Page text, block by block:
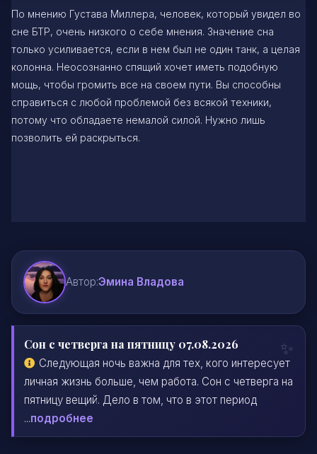
По мнению Густава Миллера, человек, который увидел во
сне БТР, очень низкого о себе мнения. Значение сна
только усиливается, если в нем был не один танк, а целая
колонна. Неосознанно спящий хочет иметь подобную
мощь, чтобы громить все на своем пути. Вы способны
справиться с любой проблемой без всякой техники,
потому что обладаете немалой силой. Нужно лишь
позволить ей раскрыться.
Автор:Эмина Владова
Сон с четверга на пятницу 07.08.2026
Следующая ночь важна для тех, кого интересует
личная жизнь больше, чем работа. Сон с четверга на
пятницу вещий. Дело в том, что в этот период
...подробнее